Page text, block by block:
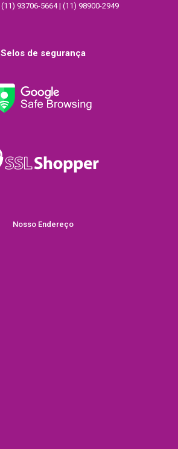
(11) 93706-5664 | (11) 98900-2949
Selos de segurança
Nosso Endereço